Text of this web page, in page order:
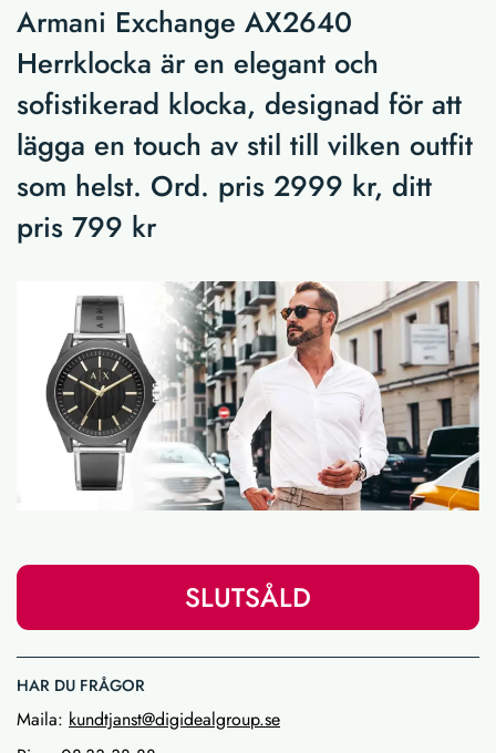
Armani Exchange AX2640
Herrklocka är en elegant och
sofistikerad klocka, designad för att
lägga en touch av stil till vilken outfit
som helst. Ord. pris 2999 kr, ditt
pris 799 kr
SLUTSÅLD
HAR DU FRÅGOR
Maila: kundtjanst@digidealgroup.se